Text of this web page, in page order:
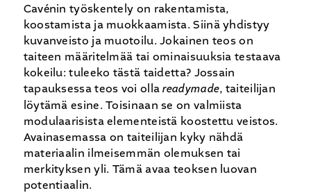
Cavénin työskentely on rakentamista,
koostamista ja muokkaamista. Siinä yhdistyy
kuvanveisto ja muotoilu. Jokainen teos on
taiteen määritelmää tai ominaisuuksia testaava
kokeilu: tuleeko tästä taidetta? Jossain
tapauksessa teos voi ollareadymade, taiteilijan
löytämä esine. Toisinaan se on valmiista
modulaarisista elementeistä koostettu veistos.
Avainasemassa on taiteilijan kyky nähdä
materiaalin ilmeisemmän olemuksen tai
merkityksen yli. Tämä avaa teoksen luovan
potentiaalin.